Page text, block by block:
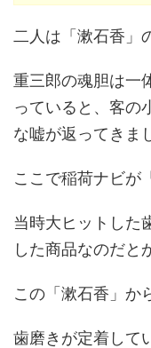
二人は「漱石香」
重三郎の魂胆は一
っていると、客の
な嘘が返ってきま
ここで稲荷ナビが
当時大ヒットした
した商品なのだと
この「漱石香」か
歯磨きが定着して